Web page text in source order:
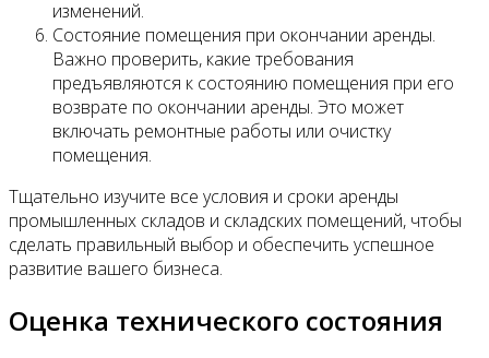
изменений.
Состояние помещения при окончании аренды.
Важно проверить, какие требования
предъявляются к состоянию помещения при его
возврате по окончании аренды. Это может
включать ремонтные работы или очистку
помещения.
Тщательно изучите все условия и сроки аренды
промышленных складов и складских помещений, чтобы
сделать правильный выбор и обеспечить успешное
развитие вашего бизнеса.
Оценка технического состояния